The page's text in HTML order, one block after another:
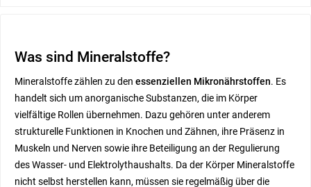
Was sind Mineralstoffe?
Mineralstoffe zählen zu den essenziellen Mikronährstoffen. Es
handelt sich um anorganische Substanzen, die im Körper
vielfältige Rollen übernehmen. Dazu gehören unter anderem
strukturelle Funktionen in Knochen und Zähnen, ihre Präsenz in
Muskeln und Nerven sowie ihre Beteiligung an der Regulierung
des Wasser- und Elektrolythaushalts. Da der Körper Mineralstoffe
nicht selbst herstellen kann, müssen sie regelmäßig über die